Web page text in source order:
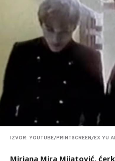
IZVOR: YOUTUBE/PRINTSCREEN/EX YU
Mirjana Mira Mijatović,